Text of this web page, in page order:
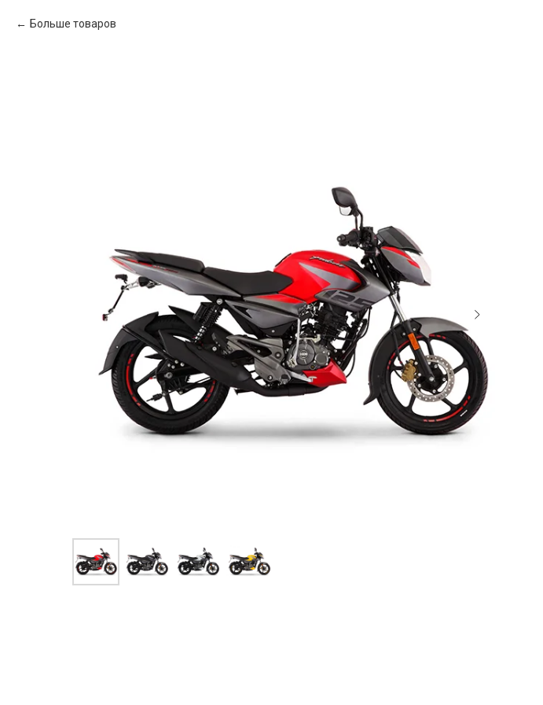
Больше товаров